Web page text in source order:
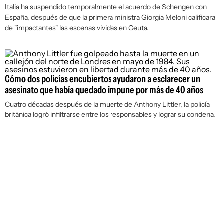
Italia ha suspendido temporalmente el acuerdo de Schengen con
España, después de que la primera ministra Giorgia Meloni calificara
de "impactantes" las escenas vividas en Ceuta.
Cómo dos policías encubiertos ayudaron a esclarecer un
asesinato que había quedado impune por más de 40 años
Cuatro décadas después de la muerte de Anthony Littler, la policía
británica logró infiltrarse entre los responsables y lograr su condena.